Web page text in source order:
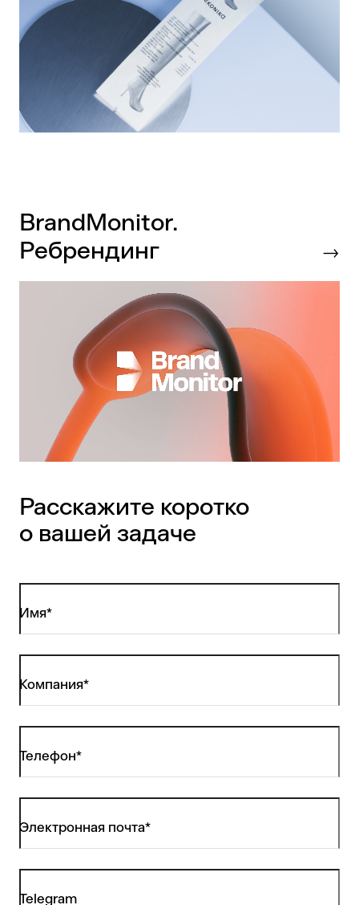
BrandMonitor.
Ребрендинг
Расскажите коротко
о вашей задаче
Имя*
Компания*
Телефон*
Электронная почта*
Telegram